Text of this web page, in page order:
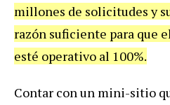
millones de solicitudes y
razón suficiente para que
esté operativo al 100%.
Contar con un mini-sitio